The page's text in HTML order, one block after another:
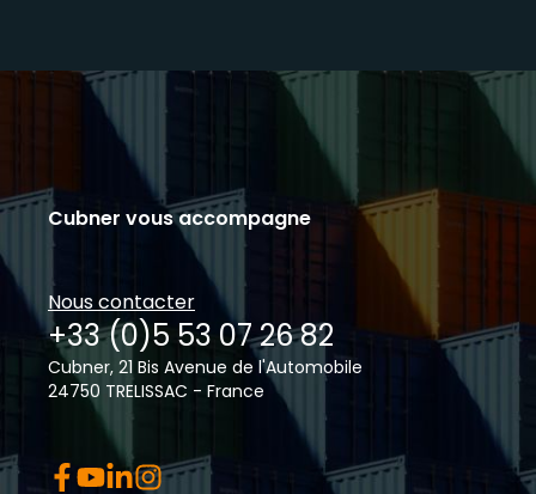
Cubner vous accompagne
Nous contacter
+33 (0)5 53 07 26 82
Cubner, 21 Bis Avenue de l'Automobile
24750 TRELISSAC - France